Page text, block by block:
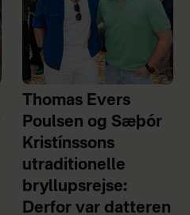
Thomas Evers
Poulsen og Sæþór
Kristínssons
utraditionelle
bryllupsrejse:
Derfor var datteren